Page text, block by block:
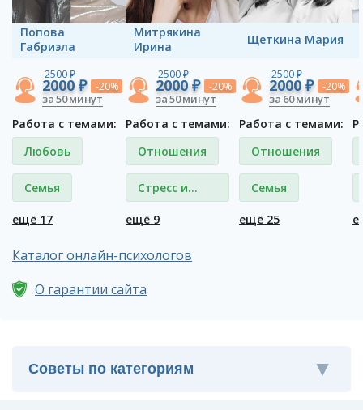
Попова
Габриэла
2500 ₽
2000 ₽ -20%
за 50 минут
Работа с темами:
Любовь
Семья
ещё 17
Митрякина
Ирина
2500 ₽
2000 ₽ -20%
за 50 минут
Работа с темами:
Отношения
Стресс и
депрессия
ещё 9
Щеткина Мария
2500 ₽
2000 ₽ -20%
за 60 минут
Работа с темами:
Отношения
Семья
ещё 25
Каталог онлайн-психологов
О гарантии сайта